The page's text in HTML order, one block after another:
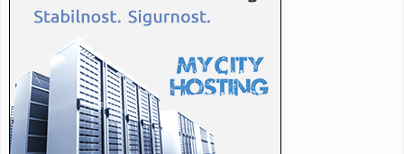
23:31:Suzana Mančić proslavila 50 godina karijere! Ova pesma ju
je pr...
23:30:Koje projekte iz socijlane zaštite je predložila komisija za
23:25:Počinje bitka za Raj-Aleksandrovku: Osvajanje presudno za
udar n...